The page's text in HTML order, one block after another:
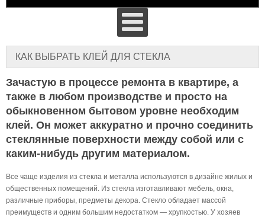
КАК ВЫБРАТЬ КЛЕЙ ДЛЯ СТЕКЛА
Зачастую в процессе ремонта в квартире, а
также в любом производстве и просто на
обыкновенном бытовом уровне необходим
клей. Он может аккуратно и прочно соединить
стеклянные поверхности между собой или с
каким-нибудь другим материалом.
Все чаще изделия из стекла и металла используются в дизайне жилых и
общественных помещений. Из стекла изготавливают мебель, окна,
различные приборы, предметы декора. Стекло обладает массой
преимуществ и одним большим недостатком — хрупкостью. У хозяев